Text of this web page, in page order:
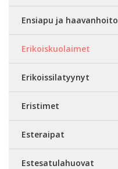
Ensiapu ja haavanhoito
Erikoiskuolaimet
Erikoissilatyynyt
Eristimet
Esteraipat
Estesatulahuovat